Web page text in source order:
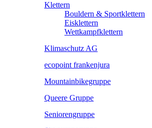
Klettern
Bouldern & Sportklettern
Eisklettern
Wettkampfklettern
Klimaschutz AG
ecopoint frankenjura
Mountainbikegruppe
Queere Gruppe
Seniorengruppe